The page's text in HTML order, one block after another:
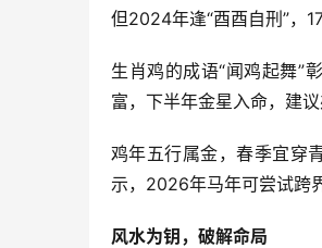
但2024年逢“酉酉自刑”，
生肖鸡的成语“闻鸡起舞”
富，下半年金星入命，建
鸡年五行属金，春季宜穿
示，2026年马年可尝试跨
风水为钥，破解命局